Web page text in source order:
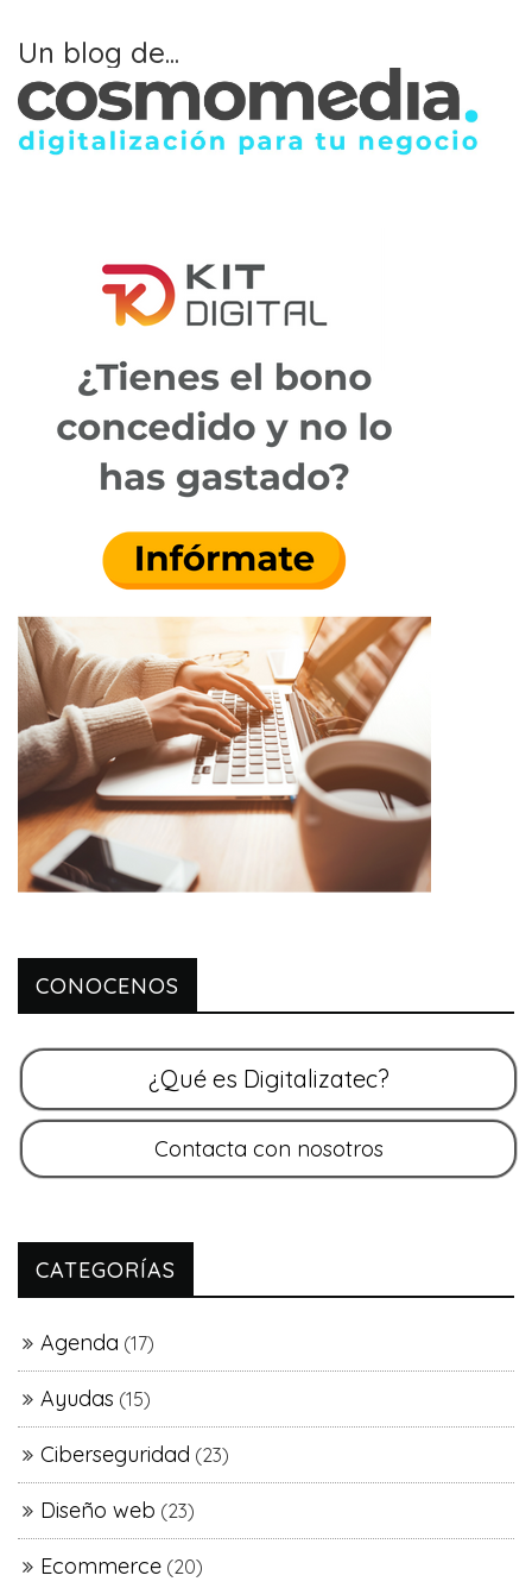
Un blog de...
CONOCENOS
CATEGORÍAS
Agenda (17)
Ayudas (15)
Ciberseguridad (23)
Diseño web (23)
Ecommerce (20)